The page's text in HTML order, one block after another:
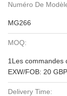
Numéro De
MG266
MOQ:
1Les commandes
EXW/FOB: 20
Delivery Time: